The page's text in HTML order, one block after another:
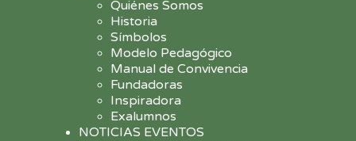
Quiénes Somos
Historia
Símbolos
Modelo Pedagógico
Manual de Convivencia
Fundadoras
Inspiradora
Exalumnos
NOTICIAS EVENTOS